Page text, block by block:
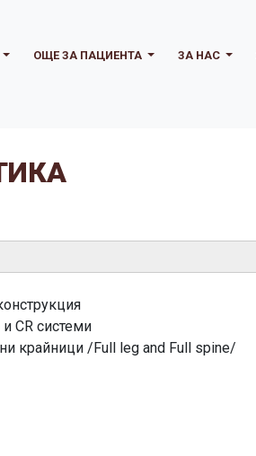
ОЩЕ ЗА ПАЦИЕНТА ЗА НАС
CR системи
крайници /Full leg and Full spine/